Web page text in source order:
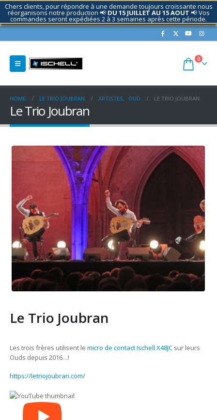
Chers clients, pour répondre à une demande toujours croissante nous
réorganisons notre production 📢 DU 15 JUILLET AU 15 AOUT 📢 Vos
commandes seront expédiées 2 à 3 semaines après cette période.
Contactez nous si nécessaire.
0
HOME LE TRIO JOUBRAN ARTISTES, OUD LE TRIO JOUBRAN
Le Trio Joubran
Le Trio Joubran
Les trois frères utilisent le micro de contact Ischell X48JC sur leurs
Ouds depuis 2016…!
https://letriojoubran.com/